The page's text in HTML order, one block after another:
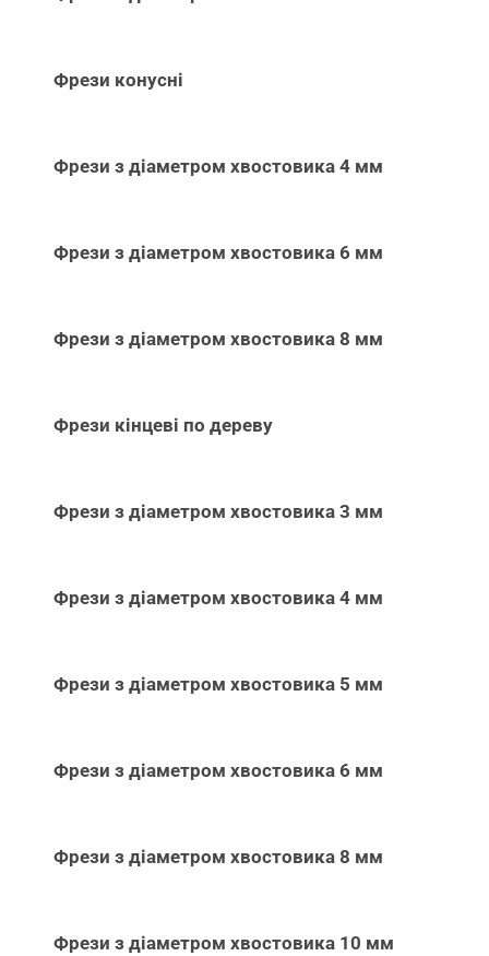
Фрези конусні
Фрези з діаметром хвостовика 4 мм
Фрези з діаметром хвостовика 6 мм
Фрези з діаметром хвостовика 8 мм
Фрези кінцеві по дереву
Фрези з діаметром хвостовика 3 мм
Фрези з діаметром хвостовика 4 мм
Фрези з діаметром хвостовика 5 мм
Фрези з діаметром хвостовика 6 мм
Фрези з діаметром хвостовика 8 мм
Фрези з діаметром хвостовика 10 мм